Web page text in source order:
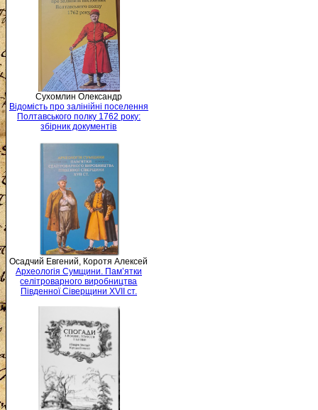
Сухомлин Олександр
Відомість про залінійні поселення
Полтавського полку 1762 року:
збірник документів
Осадчий Евгений, Коротя Алексей
Археологія Сумщини. Пам’ятки
селітроварного виробництва
Південної Сіверщини XVII ст.